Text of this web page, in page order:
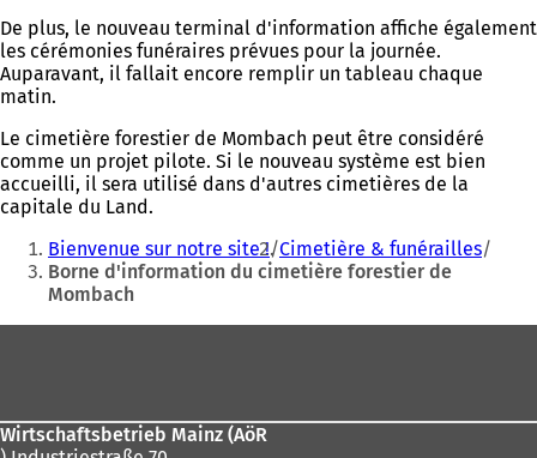
De plus, le nouveau terminal d'information affiche également
les cérémonies funéraires prévues pour la journée.
Auparavant, il fallait encore remplir un tableau chaque
matin.
Le cimetière forestier de Mombach peut être considéré
comme un projet pilote. Si le nouveau système est bien
accueilli, il sera utilisé dans d'autres cimetières de la
capitale du Land.
Vous
êtes
:
Bienvenue sur notre site ! Cimetière & funérailles
Borne d'information du cimetière forestier de
Mombach
Wirtschaftsbetrieb Mainz (AöR